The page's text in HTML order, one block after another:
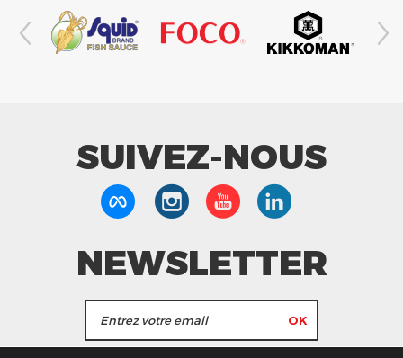
SUIVEZ-NOUS
NEWSLETTER